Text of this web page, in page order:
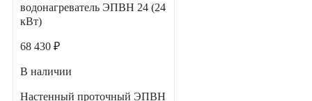
водонагреватель ЭПВН 24 (24
кВт)
68 430 ₽
В наличии
Настенный проточный ЭПВН